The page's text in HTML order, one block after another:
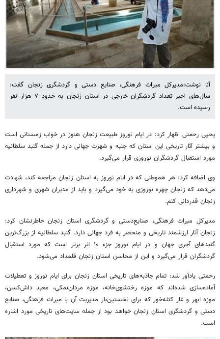
آنا نوشت:مدیرکل میراث فرهنگی، صنایع دستی و گردشگری زنجان گفت:
سال‌های اخیر تعداد گردشگران خارجی در استان زنجان به حدود ۷ هزار نفر
رسیده است.
یحیی رحمتی اظهار کرد: در ایام نوروز طبیعت زنجان هنوز در خواب زمستانی است
و بیشتر آثار تاریخی این استان که جنبه و شهرت جهانی دارد از جمله گنبد سلطانیه
مورد استقبال گردشگران نوروزی قرار می‌گیرد.
وی اضافه کرد: هر هموطنی که در ایام نوروز به استان زنجان مراجعه کند، شهادت
می‌دهد که زنجان چهره نوروزی به خود می‌گیرد و باید از مدیران شهری و شهرداری
زنجان قدردانی کنم.
مدیرکل میراث فرهنگی، صنایع‌دستی و گردشگری استان زنجان خاطرنشان کرد:
زنجان آثار ارزشمند تاریخی و منحصر به فرد جهانی دارد. گنبد سلطانیه از بزرگ‌ترین
گنبدهای آجری جهان و در ایام نوروز جزء ۱۰ اثر برتر است که مورد استقبال
گردشگران قرار می‌گیرد و این از محاسن استان زنجان قلمداد می‌شود.
رحمتی یادآور شد: تمام جاذبه‌های تاریخی استان زنجان برای ایام نوروز و تعطیلات
آماده‌سازی شده‌اند که موزه رختشوی‌خانه، موزه مردان‌نمکی، معبد داش‌کسن،
موزه ابهر و غار کتله‌خور که برای نخستین‌بار مدیریت آن با میراث فرهنگی، صنایع
دستی و گردشگری استان زنجان خواهد بود از جمله سایت‌های تاریخی مورد اشاره
است.